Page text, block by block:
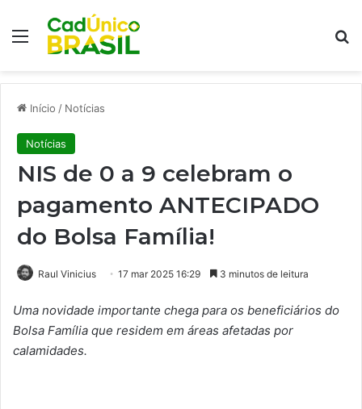
Menu
Início / Notícias
Notícias
NIS de 0 a 9 celebram o
pagamento ANTECIPADO
do Bolsa Família!
Raul Vinicius 17 mar 2025 16:29 3 minutos de leitura
Uma novidade importante chega para os beneficiários do
Bolsa Família que residem em áreas afetadas por
calamidades.